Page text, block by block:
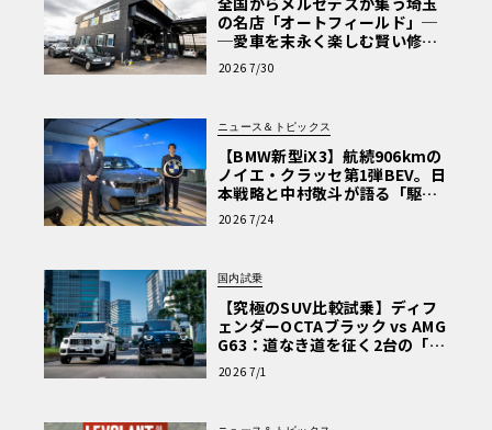
の名店「オートフィールド」─
─愛車を末永く楽しむ賢い修理
術と、プロがフックス製オイル
を選ぶ理由〈PR〉
2026 7/30
ニュース＆トピックス
【BMW新型iX3】航続906kmの
ノイエ・クラッセ第1弾BEV。日
本戦略と中村敬斗が語る「駆け
ぬける歓び」
2026 7/24
国内試乗
【究極のSUV比較試乗】ディフ
ェンダーOCTAブラック vs AMG
G63：道なき道を征く2台の「対
極的アプローチ」
2026 7/1